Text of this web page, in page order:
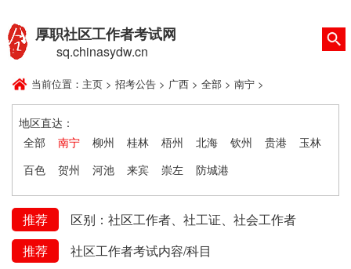
厚职社区工作者考试网
sq.chinasydw.cn
当前位置： 主页 > 招考公告 > 广西 > 全部 > 南宁 >
地区直达：
全部
南宁 柳州 桂林 梧州 北海 钦州 贵港
玉林
百色
贺州 河池 来宾 崇左 防城港
推荐
区别：社区工作者、社工证、社会工作者
推荐
社区工作者考试内容/科目